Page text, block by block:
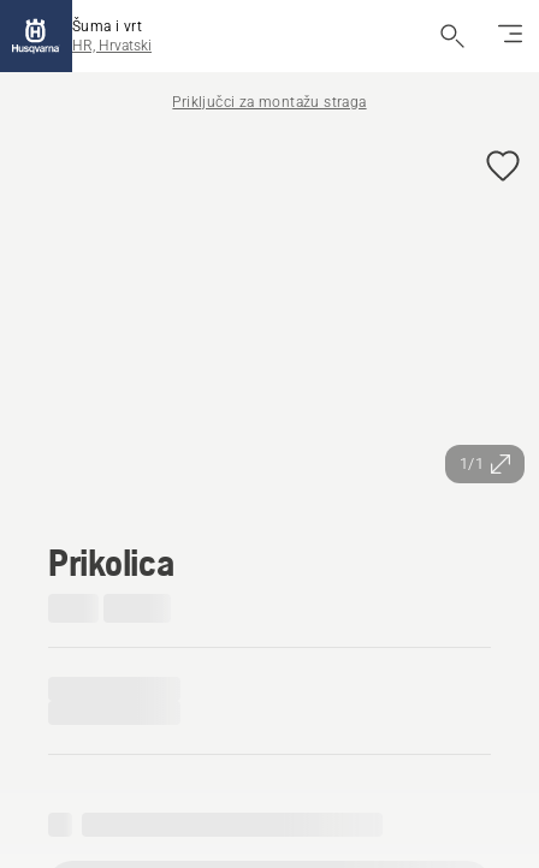
Šuma i vrt
HR, Hrvatski
Priključci za montažu straga
1/1
Prikolica